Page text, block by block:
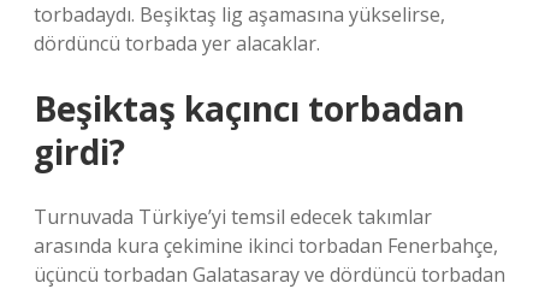
torbadaydı. Beşiktaş lig aşamasına yükselirse,
dördüncü torbada yer alacaklar.
Beşiktaş kaçıncı torbadan
girdi?
Turnuvada Türkiye’yi temsil edecek takımlar
arasında kura çekimine ikinci torbadan Fenerbahçe,
üçüncü torbadan Galatasaray ve dördüncü torbadan